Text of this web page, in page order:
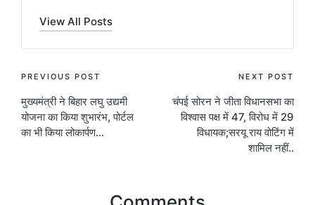
View All Posts
Post
navigation
PREVIOUS POST
मुख्यमंत्री ने बिहार लघु उद्यमी
योजना का किया शुभारंभ, पोर्टल
का भी किया लोकार्पण…
NEXT POST
चंपई सोरन ने जीता विधानसभा का
विश्वास पक्ष में 47, विरोध में 29
विधायक;सरयू राय वोटिंग में
शामिल नहीं..